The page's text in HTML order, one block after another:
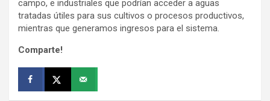
campo, e industriales que podrían acceder a aguas
tratadas útiles para sus cultivos o procesos productivos,
mientras que generamos ingresos para el sistema.
Comparte!